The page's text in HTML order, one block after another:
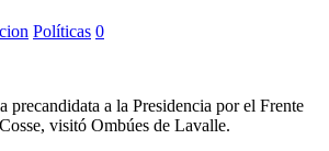
Políticas 0
precandidata a la Presidencia por el Frente
visitó Ombúes de Lavalle.